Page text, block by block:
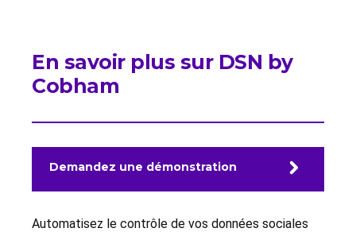
En savoir plus sur DSN by
Cobham
Demandez une démonstration
Automatisez le contrôle de vos données sociales